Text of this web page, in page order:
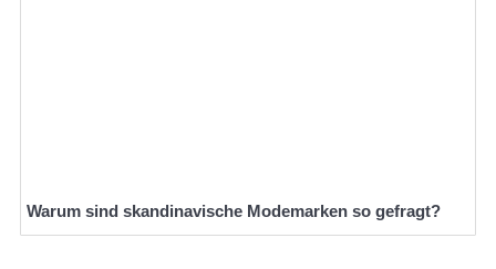
Warum sind skandinavische Modemarken so gefragt?